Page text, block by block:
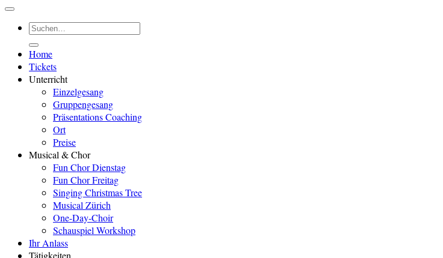
Suchen
Home
Tickets
Unterricht
Einzelgesang
Gruppengesang
Präsentations Coaching
Ort
Preise
Musical & Chor
Fun Chor Dienstag
Fun Chor Freitag
Singing Christmas Tree
Musical Zürich
One-Day-Choir
Schauspiel Workshop
Ihr Anlass
Tätigkeiten